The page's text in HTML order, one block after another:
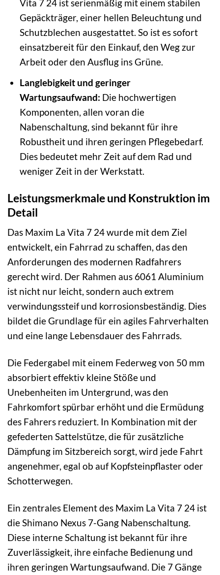
Vita 7 24 ist serienmäßig mit einem stabilen
Gepäckträger, einer hellen Beleuchtung und
Schutzblechen ausgestattet. So ist es sofort
einsatzbereit für den Einkauf, den Weg zur
Arbeit oder den Ausflug ins Grüne.
Langlebigkeit und geringer
Wartungsaufwand: Die hochwertigen
Komponenten, allen voran die
Nabenschaltung, sind bekannt für ihre
Robustheit und ihren geringen Pflegebedarf.
Dies bedeutet mehr Zeit auf dem Rad und
weniger Zeit in der Werkstatt.
Leistungsmerkmale und Konstruktion im
Detail
Das Maxim La Vita 7 24 wurde mit dem Ziel
entwickelt, ein Fahrrad zu schaffen, das den
Anforderungen des modernen Radfahrers
gerecht wird. Der Rahmen aus 6061 Aluminium
ist nicht nur leicht, sondern auch extrem
verwindungssteif und korrosionsbeständig. Dies
bildet die Grundlage für ein agiles Fahrverhalten
und eine lange Lebensdauer des Fahrrads.
Die Federgabel mit einem Federweg von 50 mm
absorbiert effektiv kleine Stöße und
Unebenheiten im Untergrund, was den
Fahrkomfort spürbar erhöht und die Ermüdung
des Fahrers reduziert. In Kombination mit der
gefederten Sattelstütze, die für zusätzliche
Dämpfung im Sitzbereich sorgt, wird jede Fahrt
angenehmer, egal ob auf Kopfsteinpflaster oder
Schotterwegen.
Ein zentrales Element des Maxim La Vita 7 24 ist
die Shimano Nexus 7-Gang Nabenschaltung.
Diese interne Schaltung ist bekannt für ihre
Zuverlässigkeit, ihre einfache Bedienung und
ihren geringen Wartungsaufwand. Die 7 Gänge